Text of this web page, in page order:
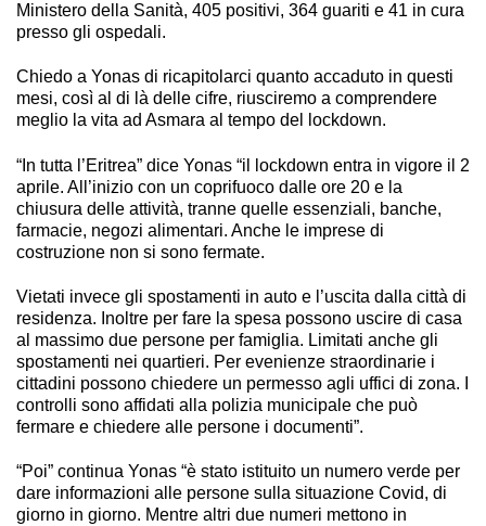
Ministero della Sanità, 405 positivi, 364 guariti e 41 in cura
presso gli ospedali.
Chiedo a Yonas di ricapitolarci quanto accaduto in questi
mesi, così al di là delle cifre, riusciremo a comprendere
meglio la vita ad Asmara al tempo del lockdown.
“In tutta l’Eritrea” dice Yonas “il lockdown entra in vigore il 2
aprile. All’inizio con un coprifuoco dalle ore 20 e la
chiusura delle attività, tranne quelle essenziali, banche,
farmacie, negozi alimentari. Anche le imprese di
costruzione non si sono fermate.
Vietati invece gli spostamenti in auto e l’uscita dalla città di
residenza. Inoltre per fare la spesa possono uscire di casa
al massimo due persone per famiglia. Limitati anche gli
spostamenti nei quartieri. Per evenienze straordinarie i
cittadini possono chiedere un permesso agli uffici di zona. I
controlli sono affidati alla polizia municipale che può
fermare e chiedere alle persone i documenti”.
“Poi” continua Yonas “è stato istituito un numero verde per
dare informazioni alle persone sulla situazione Covid, di
giorno in giorno. Mentre altri due numeri mettono in